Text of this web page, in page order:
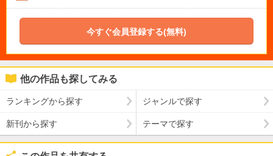
今すぐ会員登録する(無料)
他の作品も探してみる
ランキングから探す ジャンルで探す
新刊から探す テーマで探す